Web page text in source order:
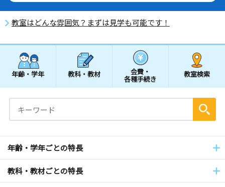
教室はどんな雰囲気？まずは見学も可能です！
年齢・学年 教科・教材 会費・
各種手続き
教室検索
年齢・学年ごとの特長
教科・教材ごとの特長